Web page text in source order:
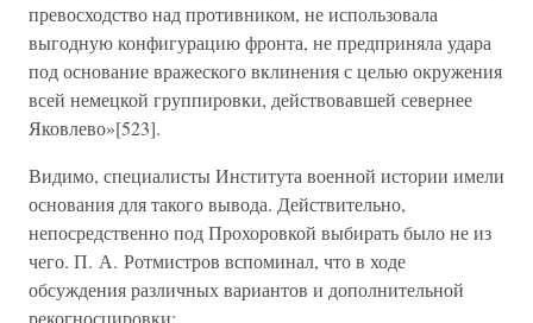
превосходство над противником, не использовала
выгодную конфигурацию фронта, не предприняла удара
под основание вражеского вклинения с целью окружения
всей немецкой группировки, действовавшей севернее
Яковлево»[523].
Видимо, специалисты Института военной истории имели
основания для такого вывода. Действительно,
непосредственно под Прохоровкой выбирать было не из
чего. П. А. Ротмистров вспоминал, что в ходе
обсуждения различных вариантов и дополнительной
рекогносцировки: